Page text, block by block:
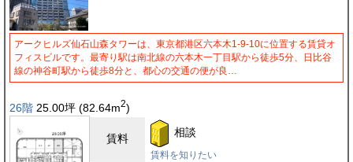
アークヒルズ仙石山森タワーは、東京都港区六本木1-9-10に位置する賃貸オ
フィスビルです。最寄り駅は南北線の六本木一丁目駅から徒歩5分、日比谷
線の神谷町駅から徒歩8分と、都心の交通の便が良…
26階 25.00坪 (82.64m2)
賃料 相談
賃料を知りたい